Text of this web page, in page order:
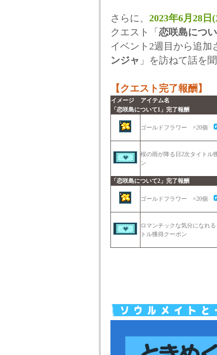
さらに、 2023年6月28
クエスト「 恋咲島につ
イベント2週目から追
ンジャ 」を訪ねて話を
【クエスト完了報酬】
イメージ
アイテム名
「恋咲島について1」完了報酬
ゴールドフラワー ×20個
桜の雨が降る日2次タイトル
ン
「恋咲島について2」完了報酬
ゴールドフラワー ×20個
ロマンチックな気分になれ
トル獲得クーポン